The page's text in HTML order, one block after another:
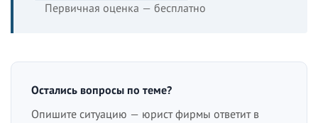
Первичная оценка — бесплатно
Остались вопросы по теме?
Опишите ситуацию — юрист фирмы ответит в